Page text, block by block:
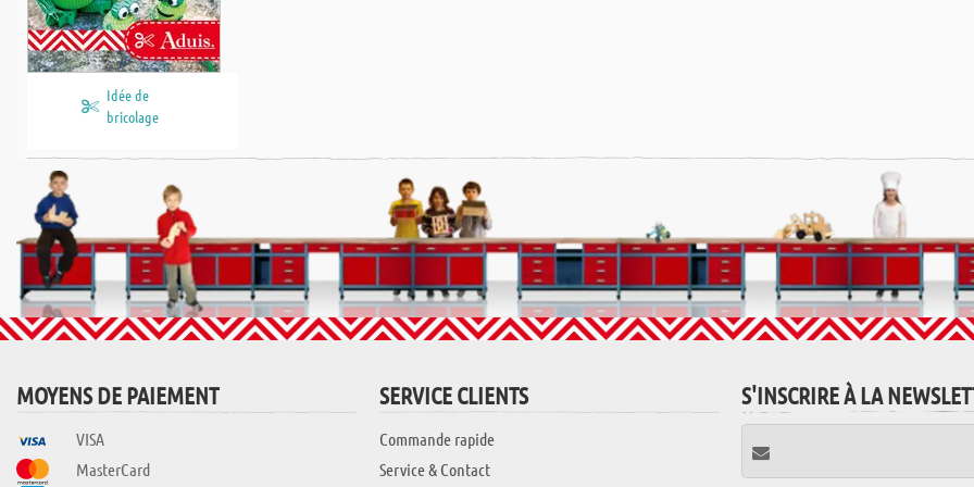
Idée de
bricolage
MOYENS DE PAIEMENT
VISA
MasterCard
SERVICE CLIENTS
Commande rapide
Service & Contact
S'INSCRIRE À LA